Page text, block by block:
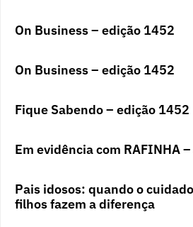
On Business – edição 1452
On Business – edição 1452
Fique Sabendo – edição 1452
Em evidência com RAFINHA
Pais idosos: quando o
filhos fazem a diferença